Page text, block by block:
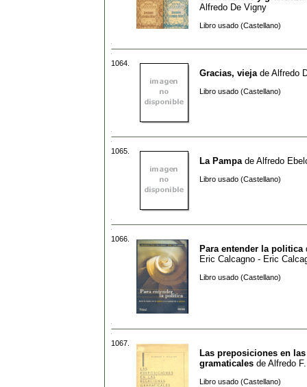
Alfredo De Vigny
Libro usado (Castellano)
1064.
Gracias, vieja de Alfredo
Libro usado (Castellano)
1065.
La Pampa de Alfredo
Libro usado (Castellano)
1066.
Para entender la politica
Eric Calcagno - Eric
Libro usado (Castellano)
1067.
Las preposiciones en
gramaticales de Alfredo
Libro usado (Castellano)